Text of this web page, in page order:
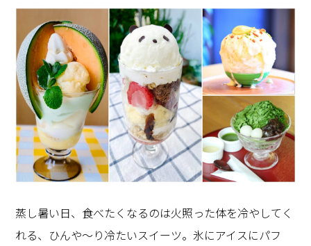
蒸し暑い日、食べたくなるのは火照った体を冷やしてく
れる、ひんや〜り冷たいスイーツ。氷にアイスにパフ